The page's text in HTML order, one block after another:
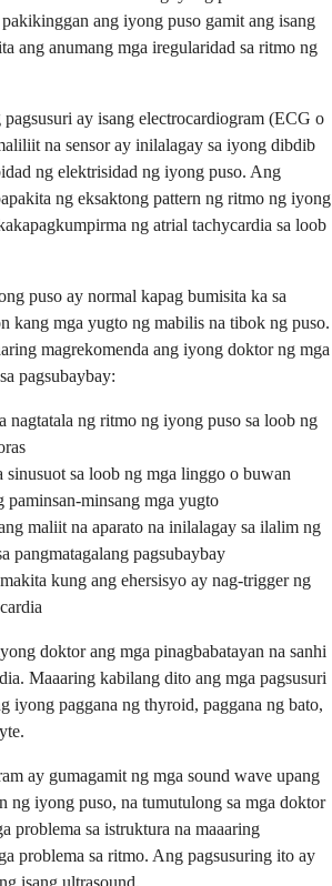
ang iyong puso gamit ang isang
ang anumang mga iregularidad sa ritmo ng
ay isang electrocardiogram (ECG o
na sensor ay inilalagay sa iyong dibdib
ng elektrisidad ng iyong puso. Ang
ng eksaktong pattern ng ritmo ng iyong
ng atrial tachycardia sa loob
puso ay normal kapag bumisita ka sa
kang mga yugto ng mabilis na tibok ng puso.
magrekomenda ang iyong doktor ng mga
pagsubaybay:
nagtatala ng ritmo ng iyong puso sa loob ng
sinusuot sa loob ng mga linggo o buwan
paminsan-minsang mga yugto
maliit na aparato na inilalagay sa ilalim ng
pangmatagalang pagsubaybay
kung ang ehersisyo ay nag-trigger ng
doktor ang mga pinagbabatayan na sanhi
Maaaring kabilang dito ang mga pagsusuri
iyong paggana ng thyroid, paggana ng bato,
ay gumagamit ng mga sound wave upang
ng iyong puso, na tumutulong sa mga doktor
problema sa istruktura na maaaring
problema sa ritmo. Ang pagsusuring ito ay
isang ultrasound.